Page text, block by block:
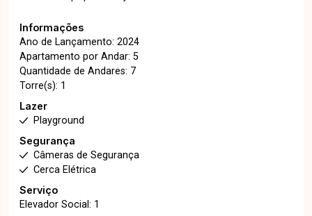
Informações
Ano de Lançamento: 2024
Apartamento por Andar: 5
Quantidade de Andares: 7
Torre(s): 1
Lazer
Playground
Segurança
Câmeras de Segurança
Cerca Elétrica
Serviço
Elevador Social: 1